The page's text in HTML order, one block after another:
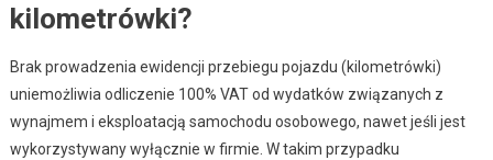
kilometrówki?
Brak prowadzenia ewidencji przebiegu pojazdu (kilometrówki)
uniemożliwia odliczenie 100% VAT od wydatków związanych z
wynajmem i eksploatacją samochodu osobowego, nawet jeśli jest
wykorzystywany wyłącznie w firmie. W takim przypadku